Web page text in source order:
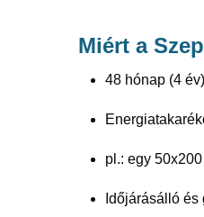
Miért a
48 hónap (4
pl.: egy
Időjárásálló